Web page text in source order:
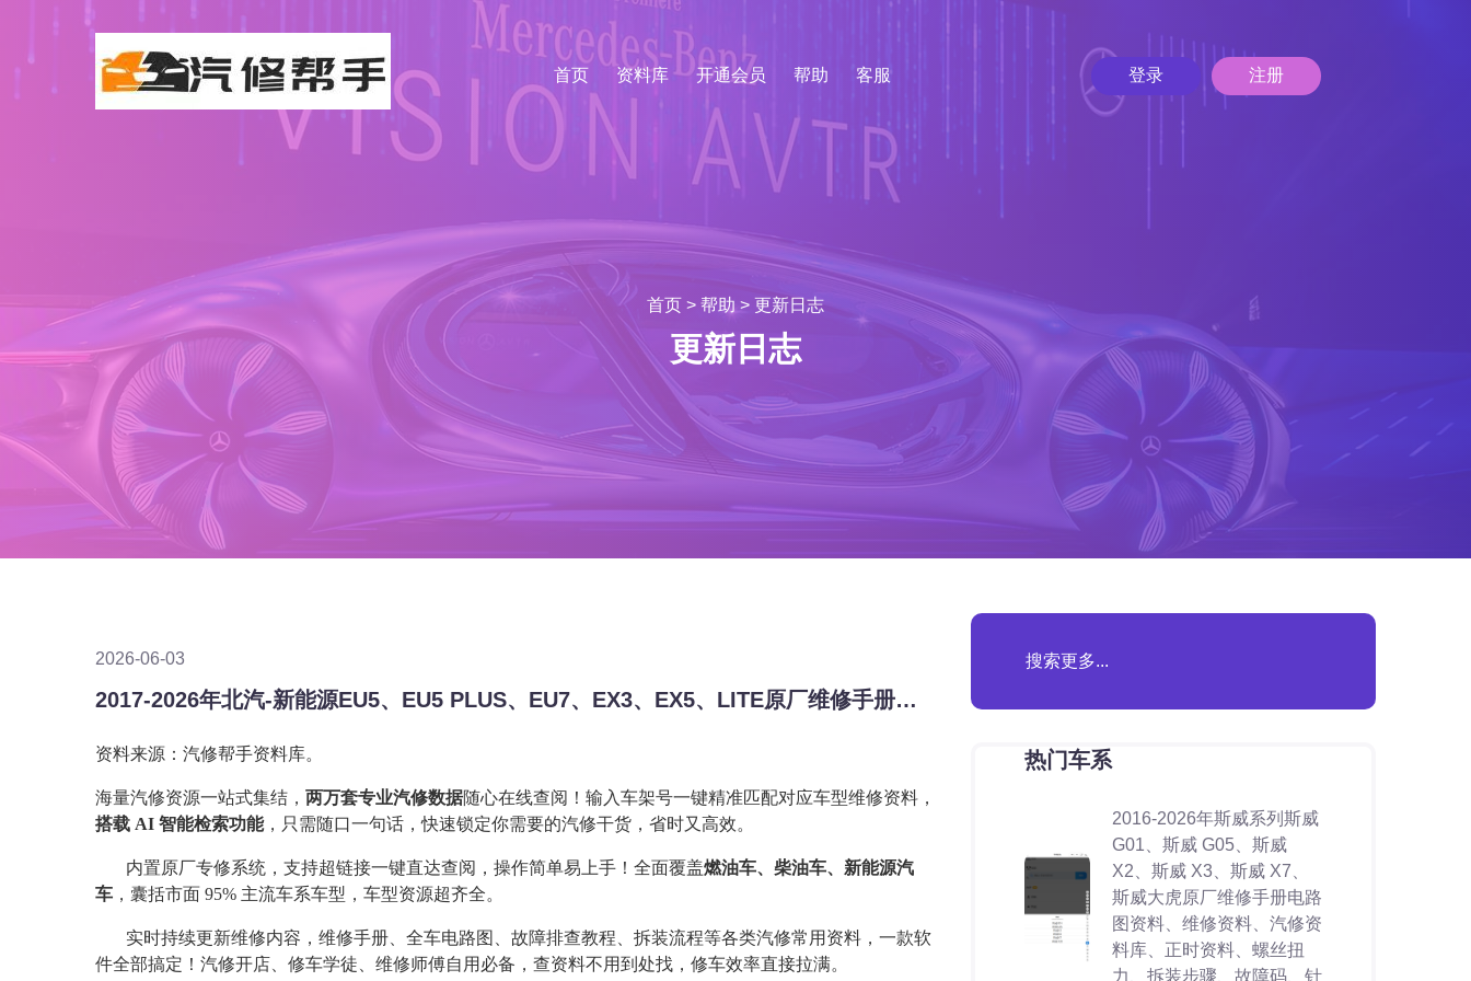
首页 资料库 开通会员 帮助 客服 登录 注册
首页 > 帮助 > 更新日志
更新日志
2026-06-03
2017-2026年北汽-新能源EU5、EU5 PLUS、EU7、EX3、EX5、LITE原厂维修手册电路图资料、维修资料、汽修资料库、正时资料、螺丝扭力、拆装步骤、故障码、针脚定义、保险盒图解、发动机大修资料、变速箱维修资料、底盘维修图纸、车身线路图、传感器线路图、数据流资料、线束走向图、继电器位置图、空调维修图纸、车身控制模块资料、发动机正时图解、大修装配数据、通病故障案例、新能源高压电路图、
资料来源：汽修帮手资料库。
海量汽修资源一站式集结， 两万套专业汽修数据随心在线查阅！输入车架号一键精准匹配对应车型维修资料，
搭载 AI 智能检索功能，只需随口一句话，快速锁定你需要的汽修干货，省时又高效。
内置原厂专修系统，支持超链接一键直达查阅，操作简单易上手！全面覆盖燃油车、柴油车、新能源汽
车 ，囊括市面 95% 主流车系车型，车型资源超齐全。
实时持续更新维修内容，维修手册、全车电路图、故障排查教程、拆装流程等各类汽修常用资料，一款软
件全部搞定！汽修开店、修车学徒、维修师傅自用必备，查资料不用到处找，修车效率直接拉满。
热门车系
2016-2026年斯威系列斯威
G01、斯威 G05、斯威
X2、斯威 X3、斯威 X7、
斯威大虎原厂维修手册电路
图资料、维修资料、汽修资
料库、正时资料、螺丝扭
力、拆装步骤、故障码、针